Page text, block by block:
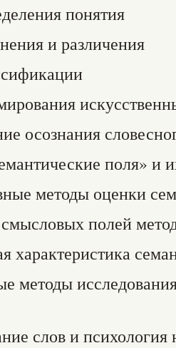
понятия
и различения
осознания
поля» и
методы оценки
полей
характеристика
методы
слов и